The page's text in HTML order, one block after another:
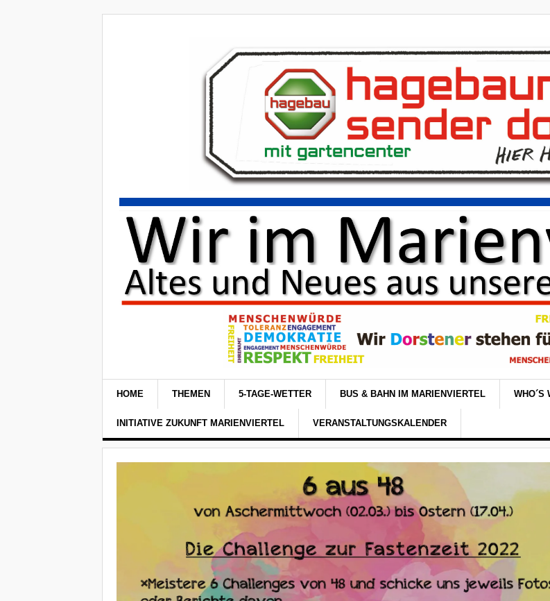
HOME THEMEN 5-TAGE-WETTER BUS & BAHN IM MARIENVIERTEL WHO´S
INITIATIVE ZUKUNFT MARIENVIERTEL VERANSTALTUNGSKALENDER